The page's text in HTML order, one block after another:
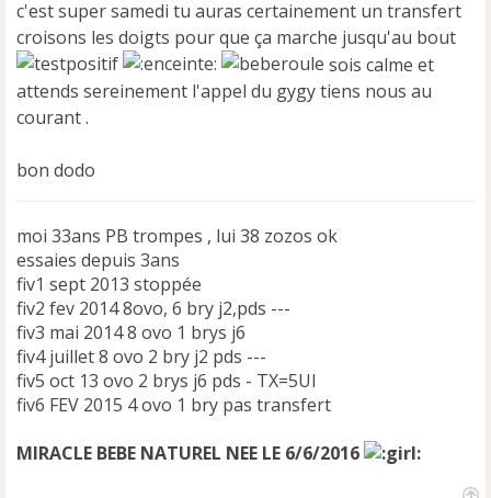
g
e
n
o
n
l
c'est super samedi tu auras certainement un transfert
croisons les doigts pour que ça marche jusqu'au bout
sois calme et
attends sereinement l'appel du gygy tiens nous au
courant .
bon dodo
moi 33ans PB trompes , lui 38 zozos ok
essaies depuis 3ans
fiv1 sept 2013 stoppée
fiv2 fev 2014 8ovo, 6 bry j2,pds ---
fiv3 mai 2014 8 ovo 1 brys j6
fiv4 juillet 8 ovo 2 bry j2 pds ---
fiv5 oct 13 ovo 2 brys j6 pds - TX=5UI
fiv6 FEV 2015 4 ovo 1 bry pas transfert
MIRACLE BEBE NATUREL NEE LE 6/6/2016